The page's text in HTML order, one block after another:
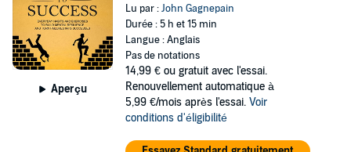
Aperçu
Lu par :John Gagnepain
Durée : 5 h et 15 min
Langue : Anglais
Pas de notations
14,99 € ou gratuit avec l'essai.
Renouvellement automatique à
5,99 €/mois après l'essai. Voir
conditions d'éligibilité